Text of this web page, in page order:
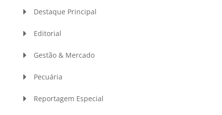
Destaque Principal
Editorial
Gestão & Mercado
Pecuária
Reportagem Especial